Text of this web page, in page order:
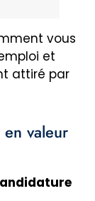
vous
et
attiré par
valeur